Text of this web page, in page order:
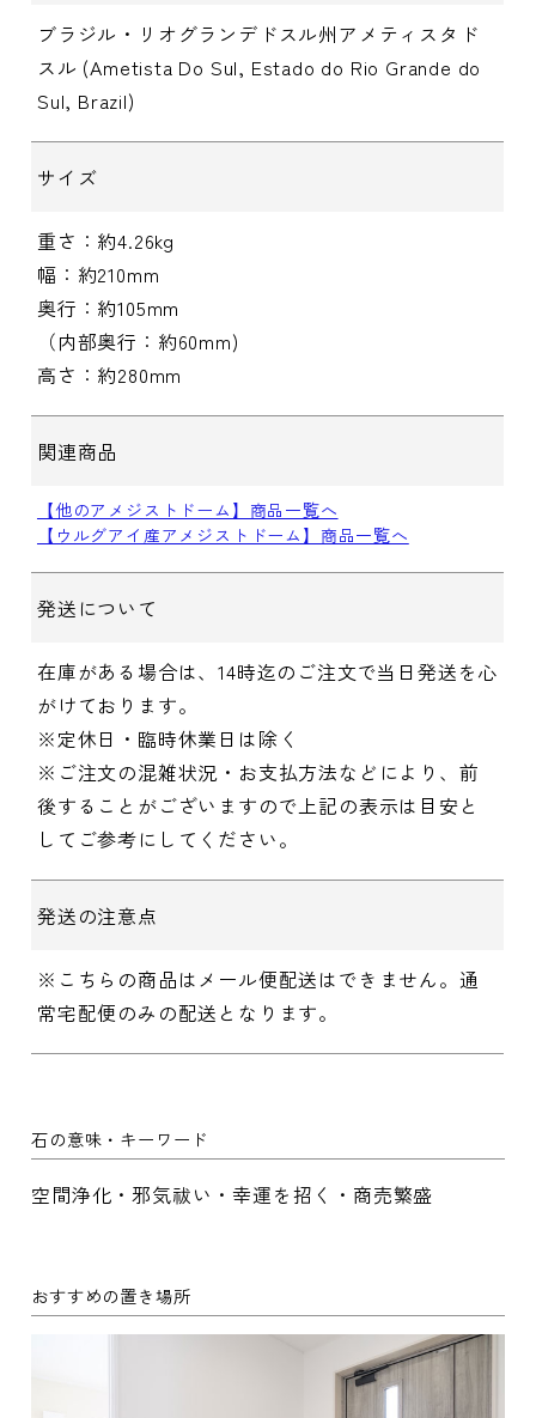
ブラジル・リオグランデドスル州アメティスタド
スル (Ametista Do Sul, Estado do Rio Grande do
Sul, Brazil)
サイズ
重さ：約4.26kg
幅：約210mm
奥行：約105mm
（内部奥行：約60mm)
高さ：約280mm
関連商品
【他のアメジストドーム】商品一覧へ
【ウルグアイ産アメジストドーム】商品一覧へ
発送について
在庫がある場合は、14時迄のご注文で当日発送を心
がけております。
※定休日・臨時休業日は除く
※ご注文の混雑状況・お支払方法などにより、前
後することがございますので上記の表示は目安と
してご参考にしてください。
発送の注意点
※こちらの商品はメール便配送はできません。通
常宅配便のみの配送となります。
石の意味・キーワード
空間浄化・邪気祓い・幸運を招く・商売繁盛
おすすめの置き場所